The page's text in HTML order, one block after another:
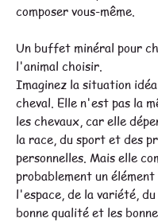
composer vous-même.
Un buffet minéral pour
l'animal choisir.
Imaginez la situation
cheval. Elle n'est pas la
les chevaux, car elle
la race, du sport et des
personnelles. Mais elle
probablement un élément
l'espace, de la variété,
bonne qualité et les